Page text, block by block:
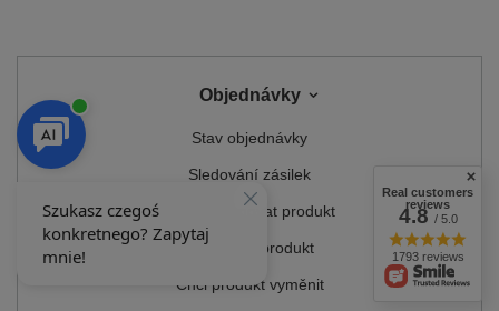
Objednávky
Stav objednávky
Sledování zásilek
Chci reklamovat produkt
Chci vrátit produkt
Chci produkt vyměnit
Real customers
reviews
4.8/ 5.0
1793 reviews